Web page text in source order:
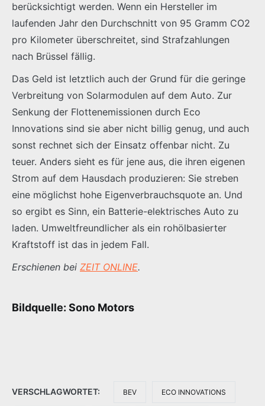
berücksichtigt werden. Wenn ein Hersteller im
laufenden Jahr den Durchschnitt von 95 Gramm CO2
pro Kilometer überschreitet, sind Strafzahlungen
nach Brüssel fällig.
Das Geld ist letztlich auch der Grund für die geringe
Verbreitung von Solarmodulen auf dem Auto. Zur
Senkung der Flottenemissionen durch Eco
Innovations sind sie aber nicht billig genug, und auch
sonst rechnet sich der Einsatz offenbar nicht. Zu
teuer. Anders sieht es für jene aus, die ihren eigenen
Strom auf dem Hausdach produzieren: Sie streben
eine möglichst hohe Eigenverbrauchsquote an. Und
so ergibt es Sinn, ein Batterie-elektrisches Auto zu
laden. Umweltfreundlicher als ein rohölbasierter
Kraftstoff ist das in jedem Fall.
Erschienen bei ZEIT ONLINE.
Bildquelle: Sono Motors
VERSCHLAGWORTET: BEV ECO INNOVATIONS